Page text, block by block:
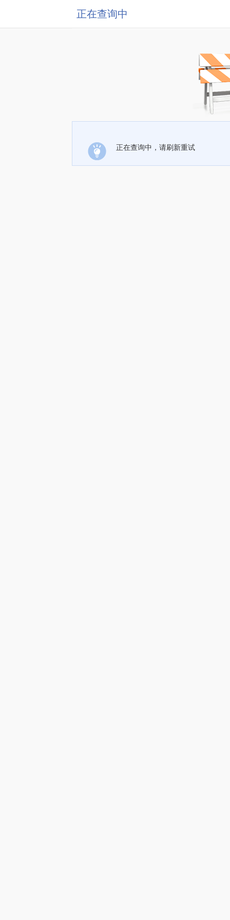
正在查询中
正在查询中，请刷新重试